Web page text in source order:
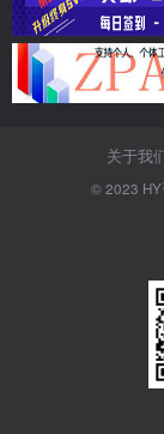
关于我
© 2023